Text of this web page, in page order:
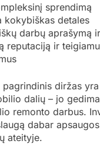
sprendimą
kokybiškas detales
darbų aprašymą
reputaciją ir
diržas
dalių – jo
remonto darbus.
dabar
ateityje.